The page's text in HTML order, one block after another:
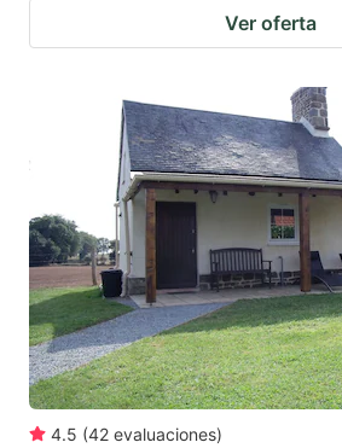
Ver oferta
4.5 (42 evaluaciones)